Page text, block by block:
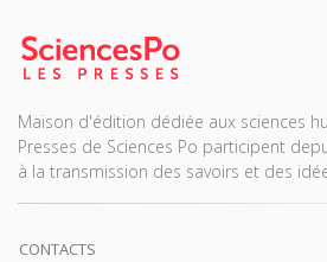
Maison d'édition dédiée aux sciences
Presses de Sciences Po participent
à la transmission des savoirs et des
CONTACTS